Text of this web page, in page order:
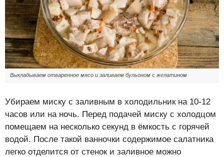
Выкладываем отваренное мясо и заливаем бульоном с желатином
Убираем миску с заливным в холодильник на 10-12
часов или на ночь. Перед подачей миску с холодцом
помещаем на несколько секунд в ёмкость с горячей
водой. После такой ванночки содержимое салатника
легко отделится от стенок и заливное можно